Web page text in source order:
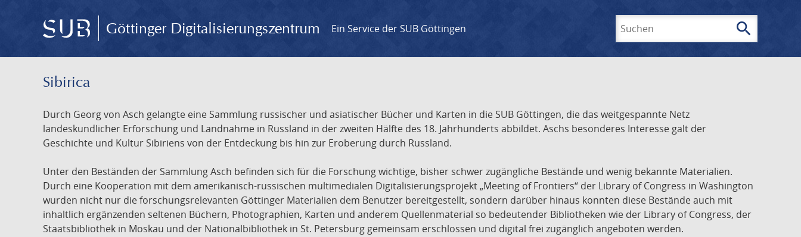
Göttinger Digitalisierungszentrum Ein Service der SUB Göttingen search
Sibirica
Durch Georg von Asch gelangte eine Sammlung russischer und asiatischer Bücher und Karten in die SUB Göttingen, die das weitgespannte Netz
landeskundlicher Erforschung und Landnahme in Russland in der zweiten Hälfte des 18. Jahrhunderts abbildet. Aschs besonderes Interesse galt der
Geschichte und Kultur Sibiriens von der Entdeckung bis hin zur Eroberung durch Russland.
Unter den Beständen der Sammlung Asch befinden sich für die Forschung wichtige, bisher schwer zugängliche Bestände und wenig bekannte Materialien.
Durch eine Kooperation mit dem amerikanisch-russischen multimedialen Digitalisierungsprojekt „Meeting of Frontiers“ der Library of Congress in Washington
wurden nicht nur die forschungsrelevanten Göttinger Materialien dem Benutzer bereitgestellt, sondern darüber hinaus konnten diese Bestände auch mit
inhaltlich ergänzenden seltenen Büchern, Photographien, Karten und anderem Quellenmaterial so bedeutender Bibliotheken wie der Library of Congress, der
Staatsbibliothek in Moskau und der Nationalbibliothek in St. Petersburg gemeinsam erschlossen und digital frei zugänglich angeboten werden.